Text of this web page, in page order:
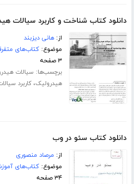
دانلود کتاب شناخت و کاربرد سیالات
از:هانی دیزبند
موضوع:کتاب‌های
۳ صفحه
برچسب‌ها: سیالات
هیدرولیک،کاربرد
دانلود کتاب سئو در وب
از: مرصاد منصوری
موضوع:کتاب‌های
۳۴ صفحه